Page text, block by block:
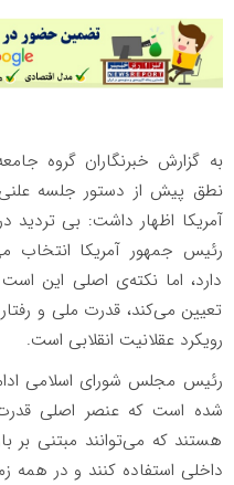
به گزارش خبرنگاران گروه
نطق پیش از دستور جلسه علنی
آمریکا اظهار داشت: بی تردید
رئیس جمهور آمریکا انتخاب
دارد، اما نکته‌ی اصلی این
تعیین می‌کند، قدرت ملی و
رویکرد عقلانیت انقلابی است.
رئیس مجلس شورای اسلامی
شده است که عنصر اصلی
هستند که می‌توانند مبتنی بر
داخلی استفاده کنند و در همه